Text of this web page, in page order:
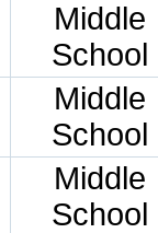
Middle
School
Middle
School
Middle
School